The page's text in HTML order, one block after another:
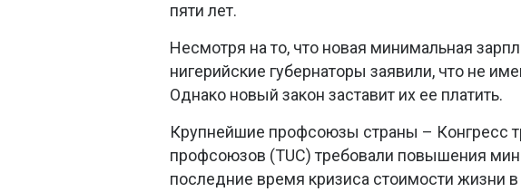
пяти лет.
Несмотря на то, что новая минимальная
нигерийские губернаторы заявили, что не
Однако новый закон заставит их ее платить.
Крупнейшие профсоюзы страны – Конгресс
профсоюзов (TUC) требовали повышения
последние время кризиса стоимости жизни